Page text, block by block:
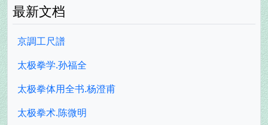
最新文档
京調工尺譜
太极拳学.孙福全
太极拳体用全书.杨澄甫
太极拳术.陈微明